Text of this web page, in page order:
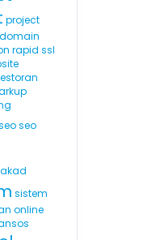
project
rapid ssl
seo
sistem
online